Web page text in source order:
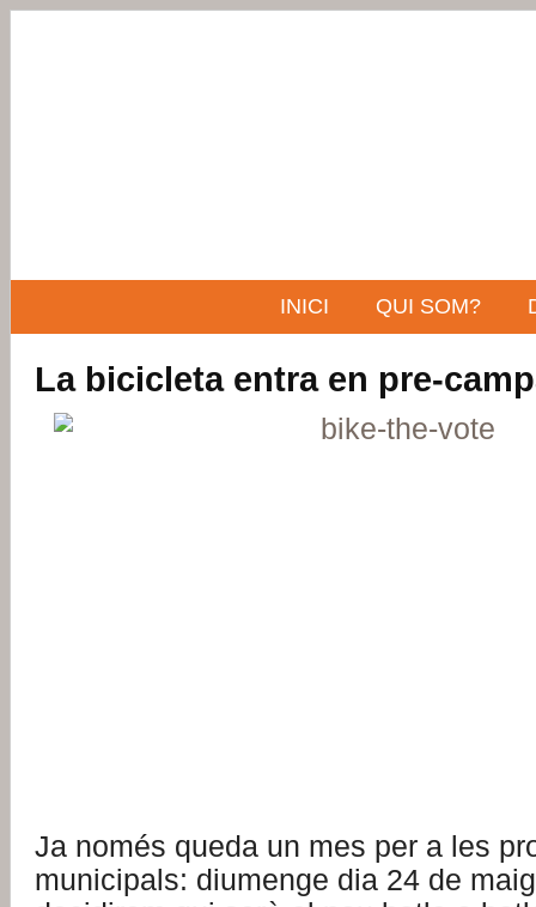
INICI QUI SOM?
La bicicleta entra en pre-
Ja només queda un mes per a les
municipals: diumenge dia 24 de